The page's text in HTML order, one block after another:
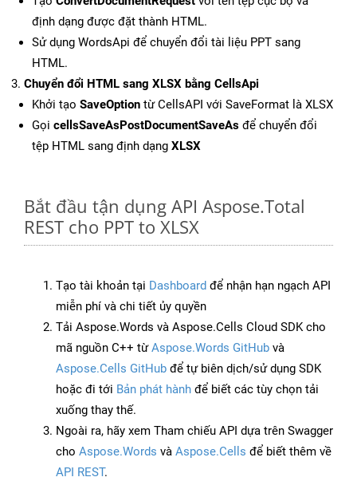
định dạng được đặt thành HTML.
Sử dụng WordsApi để chuyển đổi tài liệu PPT sang
HTML.
Chuyển đổi HTML sang XLSX bằng CellsApi
Khởi tạo SaveOption từ CellsAPI với SaveFormat là XLSX
Gọi cellsSaveAsPostDocumentSaveAs để chuyển đổi
tệp HTML sang định dạng XLSX
Bắt đầu tận dụng API Aspose.Total
REST cho PPT to XLSX
Tạo tài khoản tại Dashboard để nhận hạn ngạch API
miễn phí và chi tiết ủy quyền
Tải Aspose.Words và Aspose.Cells Cloud SDK cho
mã nguồn C++ từAspose.Words GitHub và
Aspose.Cells GitHub để tự biên dịch/sử dụng SDK
hoặc đi tới Bản phát hành để biết các tùy chọn tải
xuống thay thế.
Ngoài ra, hãy xem Tham chiếu API dựa trên Swagger
cho Aspose.Words và Aspose.Cells để biết thêm về
API REST.